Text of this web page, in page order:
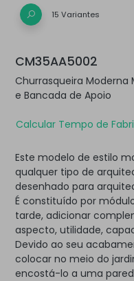
15 Variantes
CM35AA5002
Churrasqueira
e Bancada de Apoio
Calcular Tempo de
Este modelo de estilo
qualquer tipo de
desenhado para
É constituído por
tarde, adicionar
aspecto, utilidade,
Devido ao seu
colocar no meio do
encostá-lo a uma